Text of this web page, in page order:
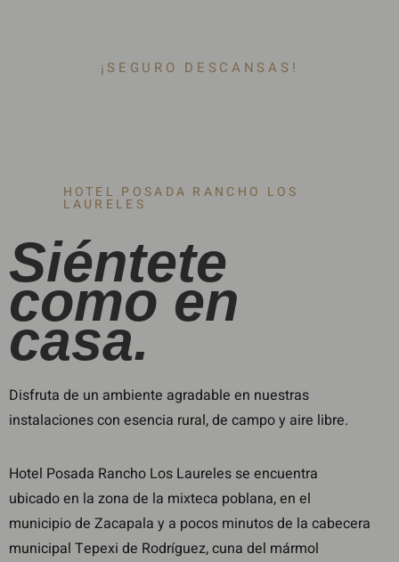
¡SEGURO DESCANSAS!
HOTEL POSADA RANCHO LOS
LAURELES
Siéntete
como en
casa.
Disfruta de un ambiente agradable en nuestras
instalaciones con esencia rural, de campo y aire libre.
Hotel Posada Rancho Los Laureles se encuentra
ubicado en la zona de la mixteca poblana, en el
municipio de Zacapala y a pocos minutos de la cabecera
municipal Tepexi de Rodríguez, cuna del mármol